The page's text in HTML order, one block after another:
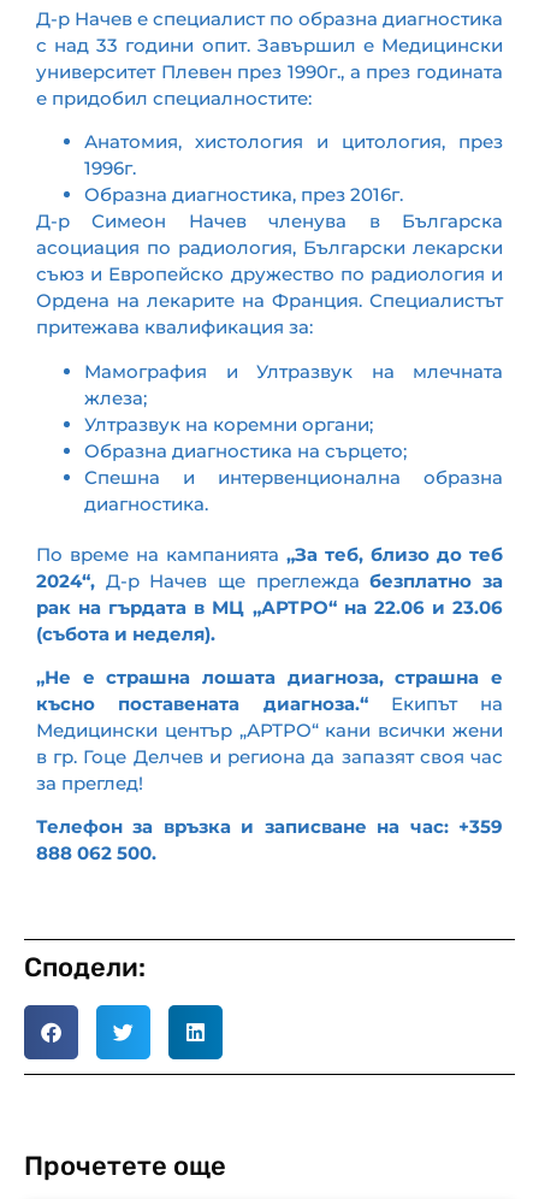
Д-р Начев е специалист по образна диагностика
с над 33 години опит. Завършил е Медицински
университет Плевен през 1990г., а през годината
е придобил специалностите:
Анатомия, хистология и цитология, през
1996г.
Образна диагностика, през 2016г.
Д-р Симеон Начев членува в Българска
асоциация по радиология, Български лекарски
съюз и Европейско дружество по радиология и
Ордена на лекарите на Франция. Специалистът
притежава квалификация за:
Мамография и Ултразвук на млечната
жлеза;
Ултразвук на коремни органи;
Образна диагностика на сърцето;
Спешна и интервенционална образна
диагностика.
По време на кампанията „За теб, близо до теб
2024“, Д-р Начев ще преглеждабезплатно за
рак на гърдата в МЦ „АРТРО“ на 22.06 и 23.06
(събота и неделя).
„Не е страшна лошата диагноза, страшна е
късно поставената диагноза.“
Екипът на
Медицински център „АРТРО“ кани всички жени
в гр. Гоце Делчев и региона да запазят своя час
за преглед!
Телефон за връзка и записване на час: +359
888 062 500.
Сподели:
Прочетете още